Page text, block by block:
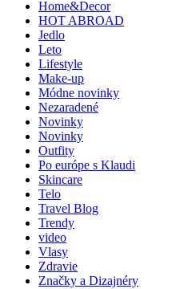
Home&Decor
HOT ABROAD
Jedlo
Leto
Lifestyle
Make-up
Módne novinky
Nezaradené
Novinky
Novinky
Outfity
Po európe s Klaudi
Skincare
Telo
Travel Blog
Trendy
video
Vlasy
Zdravie
Značky a Dizajnéry